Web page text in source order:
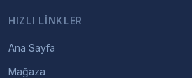
HIZLI LINKLER
Ana Sayfa
Mağaza